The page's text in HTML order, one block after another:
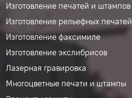
Изготовление печатей и штампов
Изготовление рельефных печатей
Изготовление факсимиле
Изготовление экслибрисов
Лазерная гравировка
Многоцветные печати и штампы